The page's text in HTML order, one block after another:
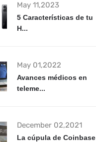
May 11,2023
5 Características de tu
H...
May 01,2022
Avances médicos en
teleme...
December 02,2021
La cúpula de Coinbase